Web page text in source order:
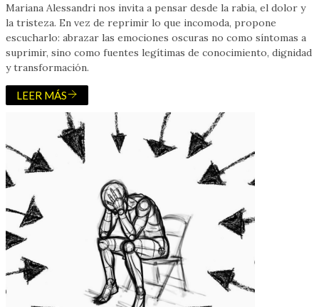
Mariana Alessandri nos invita a pensar desde la rabia, el dolor y
la tristeza. En vez de reprimir lo que incomoda, propone
escucharlo: abrazar las emociones oscuras no como síntomas a
suprimir, sino como fuentes legítimas de conocimiento, dignidad
y transformación.
LEER MÁS